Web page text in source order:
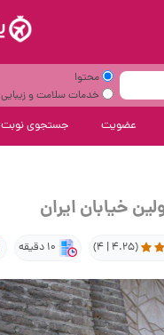
محتوا
خدمات سلامت و زیبایی
عضویت جستجوی نوبت
خیابان ایران
(4.25 | 4) 10 دقیقه